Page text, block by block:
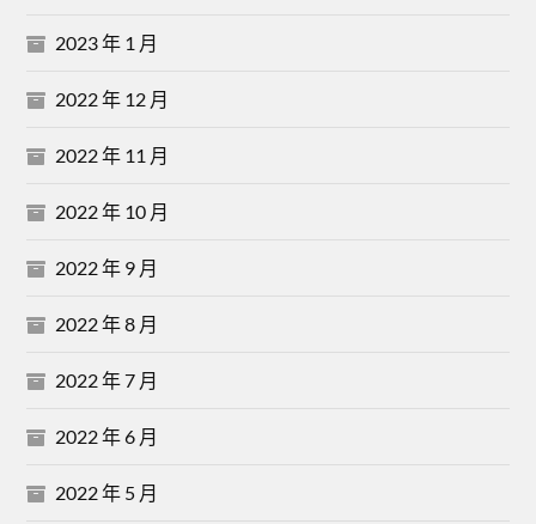
2023 年 1 月
2022 年 12 月
2022 年 11 月
2022 年 10 月
2022 年 9 月
2022 年 8 月
2022 年 7 月
2022 年 6 月
2022 年 5 月